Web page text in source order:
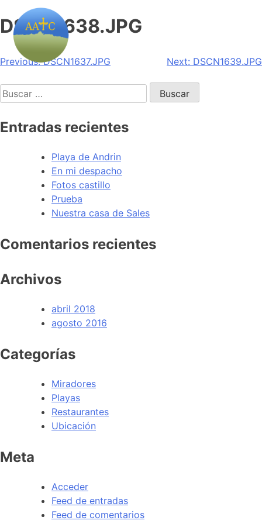
DSCN1638.JPG
Navegación
de
entradas
Previous: DSCN1637.JPG Next: DSCN1639.JPG
Buscar:
Entradas recientes
Playa de Andrin
En mi despacho
Fotos castillo
Prueba
Nuestra casa de Sales
Comentarios recientes
Archivos
abril 2018
agosto 2016
Categorías
Miradores
Playas
Restaurantes
Ubicación
Meta
Acceder
Feed de entradas
Feed de comentarios